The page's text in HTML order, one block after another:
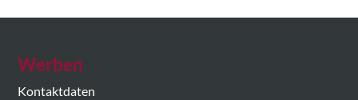
Werben
Kontaktdaten